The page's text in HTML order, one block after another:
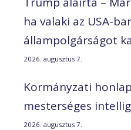
ha valaki az USA-
állampolgárságot
2026. augusztus 7.
Kormányzati
mesterséges
2026. augusztus 7.